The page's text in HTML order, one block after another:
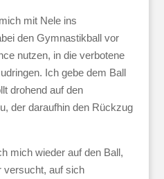
mit Nele ins
den Gymnastikball vor
nutzen, in die verbotene
Ich gebe dem Ball
drohend auf den
der daraufhin den Rückzug
mich wieder auf den Ball,
versucht, auf sich